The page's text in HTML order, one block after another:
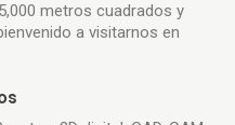
metros cuadrados y
a visitarnos en